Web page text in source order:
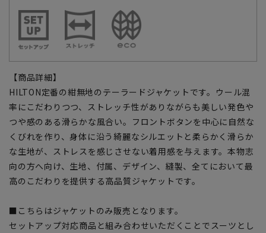
【商品詳細】
HILTON定番の紺無地のテーラードジャケットです。ウール混
率にこだわりつつ、ストレッチ性がありながらも美しい発色や
つや感のある滑らかな風合い。フロントボタンを中心に自然な
くびれを作り、身体に沿う綺麗なシルエットと柔らかく滑らか
な生地が、ストレスを感じさせない着用感を与えます。本物志
向の方へ向け、生地、付属、デザイン、縫製、全てにおいて最
高のこだわりを提供する高品質ジャケットです。
■こちらはジャケットのみ販売となります。
セットアップ対応商品と組み合わせいただくことでスーツとし